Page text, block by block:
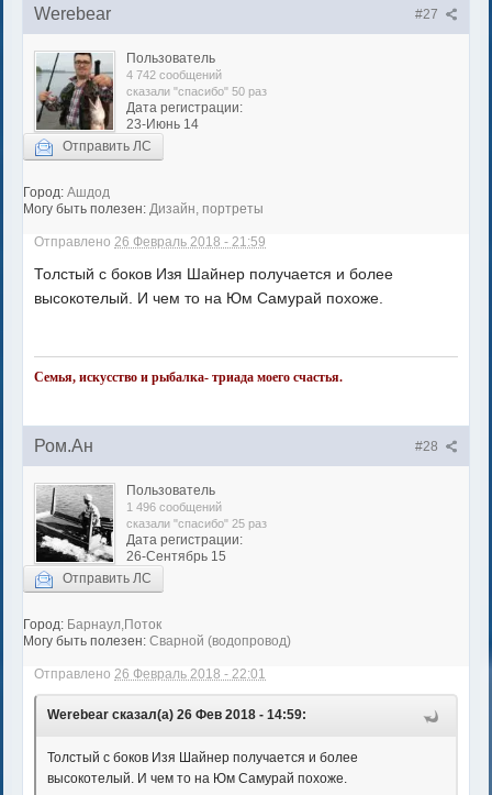
#27
Werebear
Пользователь
4 742 сообщений
сказали "спасибо" 50 раз
Дата регистрации:
23-Июнь 14
Отправить ЛС
Город: Ашдод
Могу быть полезен: Дизайн, портреты
Отправлено26 Февраль 2018 - 21:59
Толстый с боков Изя Шайнер получается и более
высокотелый. И чем то на Юм Самурай похоже.
Семья, искусство и рыбалка- триада моего счастья.
#28
Ром.Ан
Пользователь
1 496 сообщений
сказали "спасибо" 25 раз
Дата регистрации:
26-Сентябрь 15
Отправить ЛС
Город: Барнаул,Поток
Могу быть полезен: Сварной (водопровод)
Отправлено26 Февраль 2018 - 22:01
Werebear сказал(а) 26 Фев 2018 - 14:59:
Толстый с боков Изя Шайнер получается и более
высокотелый. И чем то на Юм Самурай похоже.